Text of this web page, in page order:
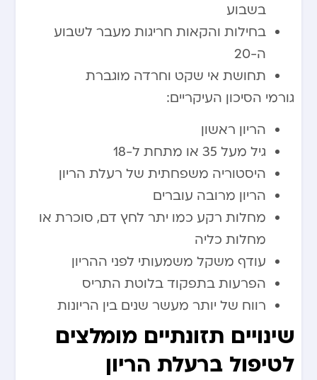
בשבוע
בחילות והקאות חריגות מעבר לשבוע
ה-20
תחושת אי שקט וחרדה מוגברת
גורמי הסיכון העיקריים:
הריון ראשון
גיל מעל 35 או מתחת ל-18
היסטוריה משפחתית של רעלת הריון
הריון מרובה עוברים
מחלות רקע כמו יתר לחץ דם, סוכרת או
מחלות כליה
עודף משקל משמעותי לפני ההריון
הפרעות בתפקוד בלוטת התריס
רווח של יותר מעשר שנים בין הריונות
שינויים תזונתיים מומלצים
לטיפול ברעלת הריון